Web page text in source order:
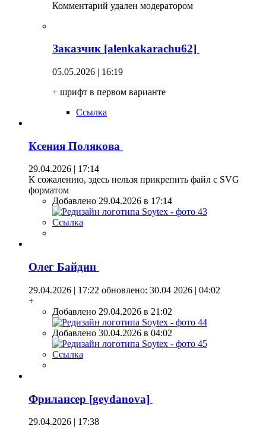
Комментарий удален модератором
Заказчик [alenkakarachu62]
05.05.2026 | 16:19
+ шрифт в первом варианте
Ссылка
Ксения Полякова
29.04.2026 | 17:14
К сожалению, здесь нельзя прикрепить файл с SVG
форматом
Добавлено 29.04.2026 в 17:14
Ссылка
Олег Байдин
29.04.2026 | 17:22 обновлено: 30.04 2026 | 04:02
+
Добавлено 29.04.2026 в 21:02
Добавлено 30.04.2026 в 04:02
Ссылка
Фрилансер [geydanova]
29.04.2026 | 17:38